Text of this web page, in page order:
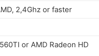
2,4Ghz or faster
or AMD Radeon HD